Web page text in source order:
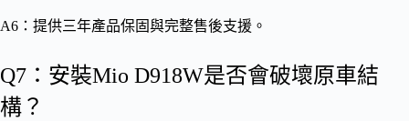
A6：提供三年產品保固與完整售後支援。
Q7：安裝Mio D918W是否會破壞原車結
構？